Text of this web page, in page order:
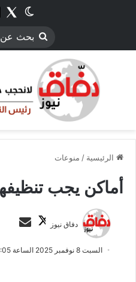
بحث
الرئيسية / منوعات
أماكن يجب
دفاق نيوز
ت
ب
س
السبت 8 نوفمبر 2025 الساعة 9:05 م